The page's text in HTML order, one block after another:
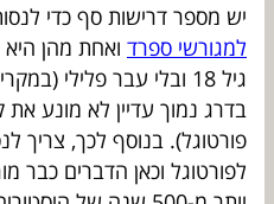
יש מספר דרישות סף כדי
למגורשי ספרד ואחת מהן
גיל 18 ובלי עבר פלילי
בדרג נמוך עדיין לא מונע
פורטוגל). בנוסף לכך, צריך
לפורטוגל וכאן הדברים כבר